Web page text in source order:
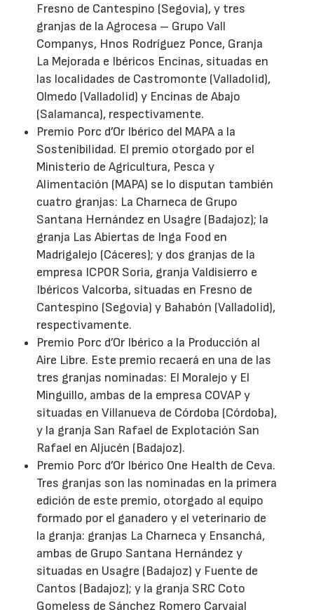
Fresno de Cantespino (Segovia), y tres
granjas de la Agrocesa – Grupo Vall
Companys, Hnos Rodríguez Ponce, Granja
La Mejorada e Ibéricos Encinas, situadas en
las localidades de Castromonte (Valladolid),
Olmedo (Valladolid) y Encinas de Abajo
(Salamanca), respectivamente.
Premio Porc d’Or Ibérico del MAPA a la
Sostenibilidad. El premio otorgado por el
Ministerio de Agricultura, Pesca y
Alimentación (MAPA) se lo disputan también
cuatro granjas: La Charneca de Grupo
Santana Hernández en Usagre (Badajoz); la
granja Las Abiertas de Inga Food en
Madrigalejo (Cáceres); y dos granjas de la
empresa ICPOR Soria, granja Valdisierro e
Ibéricos Valcorba, situadas en Fresno de
Cantespino (Segovia) y Bahabón (Valladolid),
respectivamente.
Premio Porc d’Or Ibérico a la Producción al
Aire Libre. Este premio recaerá en una de las
tres granjas nominadas: El Moralejo y El
Minguillo, ambas de la empresa COVAP y
situadas en Villanueva de Córdoba (Córdoba),
y la granja San Rafael de Explotación San
Rafael en Aljucén (Badajoz).
Premio Porc d’Or Ibérico One Health de Ceva.
Tres granjas son las nominadas en la primera
edición de este premio, otorgado al equipo
formado por el ganadero y el veterinario de
la granja: granjas La Charneca y Ensanchá,
ambas de Grupo Santana Hernández y
situadas en Usagre (Badajoz) y Fuente de
Cantos (Badajoz); y la granja SRC Coto
Gomeless de Sánchez Romero Carvajal